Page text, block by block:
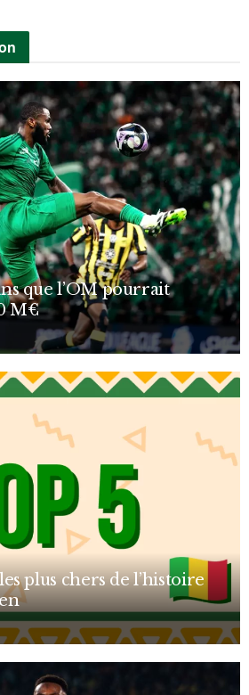
que l’OM pourrait
M€
plus chers de l’histoire